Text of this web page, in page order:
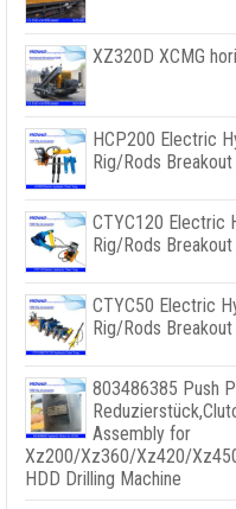
XZ320D XCMG
HCP200 Electric
Rig/Rods Breakout
CTYC120 Electric
Rig/Rods Breakout
CTYC50 Electric
Rig/Rods Breakout
803486385 Push
Reduzierstück,
Assembly for
Xz200/Xz360/Xz420/
HDD Drilling Machine